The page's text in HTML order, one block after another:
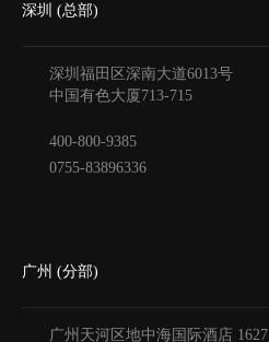
深圳 (总部)
深圳福田区深南大道6013号
中国有色大厦713-715
400-800-9385
0755-83896336
广州 (分部)
广州天河区地中海国际酒店 1627